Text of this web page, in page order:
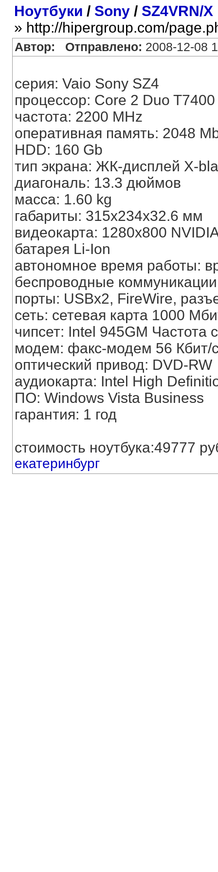
Ноутбуки / Sony/ SZ4VRN/X
» http://hipergroup.com/
Автор: Отправлено: 2008-12-08
серия: Vaio Sony SZ4
процессор: Core 2 Duo T7400
частота: 2200 MHz
оперативная память: 2048
HDD: 160 Gb
тип экрана: ЖК-дисплей X-
диагональ: 13.3 дюймов
масса: 1.60 kg
габариты: 315x234x32.6 мм
видеокарта: 1280x800
батарея Li-Ion
автономное время работы:
беспроводные
порты: USBx2, FireWire,
сеть: сетевая карта 1000
чипсет: Intel 945GM
модем: факс-модем 56 Кбит/
оптический привод: DVD-RW
аудиокарта: Intel High
ПО: Windows Vista Business
гарантия: 1 год
стоимость ноутбука:49777
екатеринбург